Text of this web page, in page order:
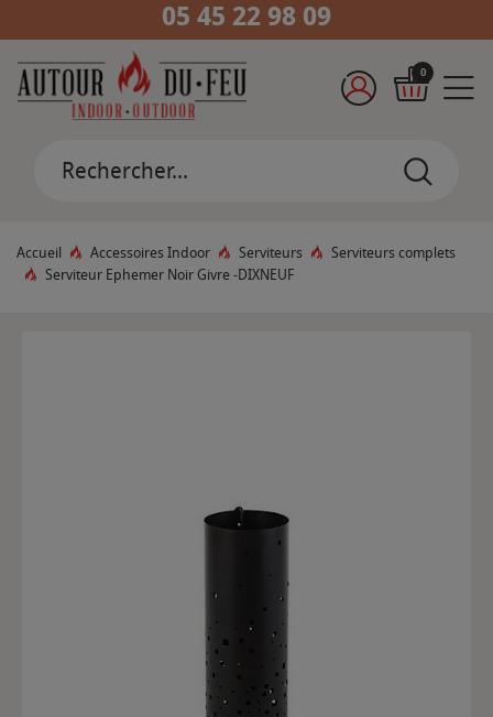
05 45 22 98 09
0
Accueil Accessoires Indoor Serviteurs
Serviteurs complets
Serviteur Ephemer Noir Givre -DIXNEUF